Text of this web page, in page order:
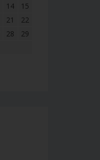
14
15
21
22
28
29